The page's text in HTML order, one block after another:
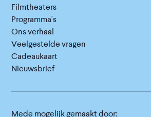
Filmtheaters
Programma's
Ons verhaal
Veelgestelde vragen
Cadeaukaart
Nieuwsbrief
Mede mogelijk gemaakt door: